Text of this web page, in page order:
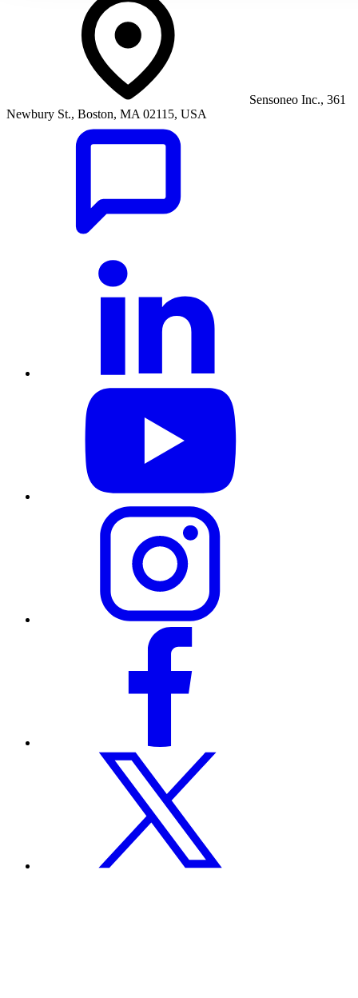
Sensoneo Inc., 361
Newbury St., Boston, MA 02115, USA